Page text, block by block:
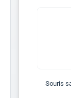
Souris